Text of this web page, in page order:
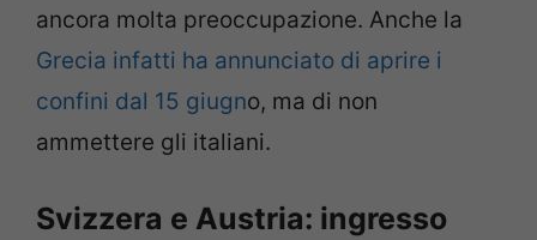
ancora molta preoccupazione. Anche la
Grecia infatti ha annunciato di aprire i
confini dal 15 giugno, ma di non
ammettere gli italiani.
Svizzera e Austria: ingresso